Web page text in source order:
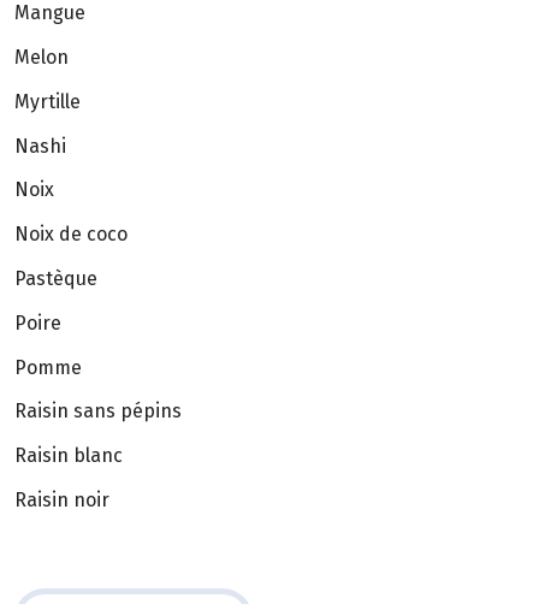
Mangue
Melon
Myrtille
Nashi
Noix
Noix de coco
Pastèque
Poire
Pomme
Raisin sans pépins
Raisin blanc
Raisin noir